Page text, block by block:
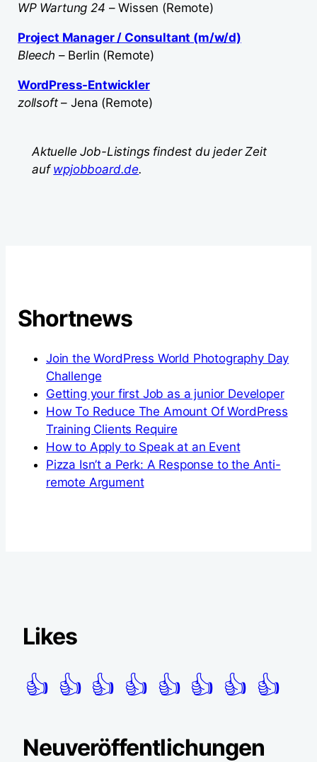
WP Wartung 24 – Wissen (Remote)
Project Manager / Consultant (m/w/d)
Bleech – Berlin (Remote)
WordPress-Entwickler
zollsoft– Jena (Remote)
Aktuelle Job-Listings findest du jeder Zeit
auf wpjobboard.de.
Shortnews
Join the WordPress World Photography Day
Challenge
Getting your first Job as a junior Developer
How To Reduce The Amount Of WordPress
Training Clients Require
How to Apply to Speak at an Event
Pizza Isn’t a Perk: A Response to the Anti-
remote Argument
Likes
👍 👍 👍 👍 👍 👍 👍 👍
Neuveröffentlichungen